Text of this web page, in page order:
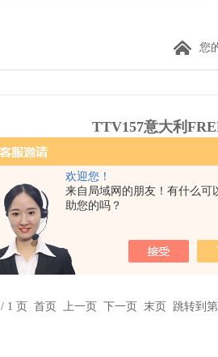
欢迎您！
来自局域网的朋友！有什么可
助您的吗？
您
TTV157意大利
意大利FRER电流互感
配电和控制面板的电气
企业发展成为一家拥有
增长和逐步涉足国外市
FRER在世界各地生产
/ 1 页 首页 上一页 下一页 末页 跳转到第